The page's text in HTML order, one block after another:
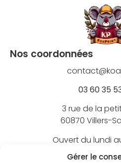
Gérer le
Nos coordonnées
03 60 35
3 rue de la
60870 Villers-
Ouvert du lundi
de 9h à